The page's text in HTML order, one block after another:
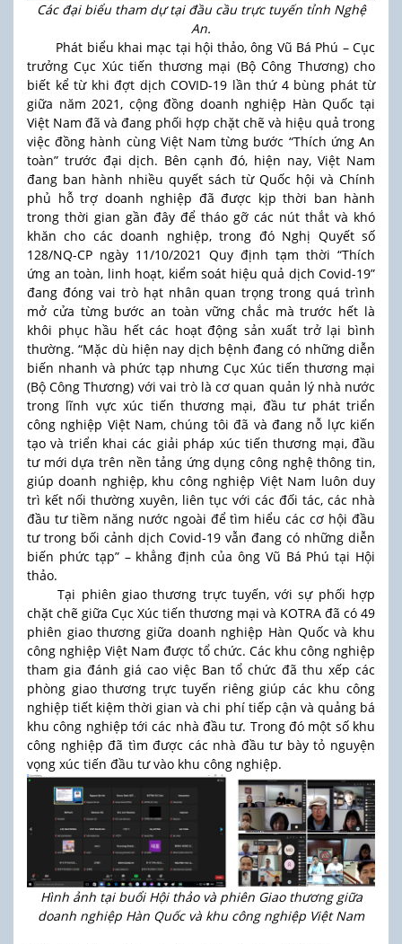
Các đại biểu tham dự tại đầu cầu trực tuyến tỉnh Nghệ
An.
Phát biểu khai mạc tại hội thảo, ông Vũ Bá Phú – Cục
trưởng Cục Xúc tiến thương mại (Bộ Công Thương) cho
biết kể từ khi đợt dịch COVID-19 lần thứ 4 bùng phát từ
giữa năm 2021, cộng đồng doanh nghiệp Hàn Quốc tại
Việt Nam đã và đang phối hợp chặt chẽ và hiệu quả trong
việc đồng hành cùng Việt Nam từng bước “Thích ứng An
toàn” trước đại dịch. Bên cạnh đó, hiện nay, Việt Nam
đang ban hành nhiều quyết sách từ Quốc hội và Chính
phủ hỗ trợ doanh nghiệp đã được kịp thời ban hành
trong thời gian gần đây để tháo gỡ các nút thắt và khó
khăn cho các doanh nghiệp, trong đó Nghị Quyết số
128/NQ-CP ngày 11/10/2021 Quy định tạm thời “Thích
ứng an toàn, linh hoạt, kiểm soát hiệu quả dịch Covid-19”
đang đóng vai trò hạt nhân quan trọng trong quá trình
mở cửa từng bước an toàn vững chắc mà trước hết là
khôi phục hầu hết các hoạt động sản xuất trở lại bình
thường. “Mặc dù hiện nay dịch bệnh đang có những diễn
biến nhanh và phức tạp nhưng Cục Xúc tiến thương mại
(Bộ Công Thương) với vai trò là cơ quan quản lý nhà nước
trong lĩnh vực xúc tiến thương mại, đầu tư phát triển
công nghiệp Việt Nam, chúng tôi đã và đang nỗ lực kiến
tạo và triển khai các giải pháp xúc tiến thương mại, đầu
tư mới dựa trên nền tảng ứng dụng công nghệ thông tin,
giúp doanh nghiệp, khu công nghiệp Việt Nam luôn duy
trì kết nối thường xuyên, liên tục với các đối tác, các nhà
đầu tư tiềm năng nước ngoài để tìm hiểu các cơ hội đầu
tư trong bối cảnh dịch Covid-19 vẫn đang có những diễn
biến phức tạp” – khẳng định của ông Vũ Bá Phú tại Hội
thảo.
Tại phiên giao thương trực tuyến, với sự phối hợp
chặt chẽ giữa Cục Xúc tiến thương mại và KOTRA đã có 49
phiên giao thương giữa doanh nghiệp Hàn Quốc và khu
công nghiệp Việt Nam được tổ chức. Các khu công nghiệp
tham gia đánh giá cao việc Ban tổ chức đã thu xếp các
phòng giao thương trực tuyến riêng giúp các khu công
nghiệp tiết kiệm thời gian và chi phí tiếp cận và quảng bá
khu công nghiệp tới các nhà đầu tư. Trong đó một số khu
công nghiệp đã tìm được các nhà đầu tư bày tỏ nguyện
vọng xúc tiến đầu tư vào khu công nghiệp.
Hình ảnh tại buổi Hội thảo và phiên Giao thương giữa
doanh nghiệp Hàn Quốc và khu công nghiệp Việt Nam